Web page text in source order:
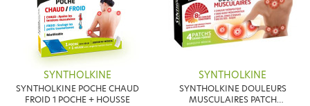
SYNTHOLKINE
SYNTHOLKINE POCHE CHAUD
FROID 1 POCHE + HOUSSE
SYNTHOLKINE
SYNTHOLKINE DOULEURS
MUSCULAIRES PATCH